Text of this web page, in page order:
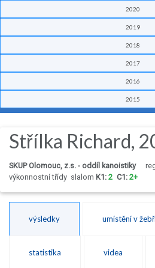
2020
2019
2018
2017
2016
2015
Střílka Richard,
SKUP Olomouc, z.s. - oddíl kanoistiky
výkonnostní třídy slalom K1: 2 C1: 2+
výsledky umístění v
statistika videa